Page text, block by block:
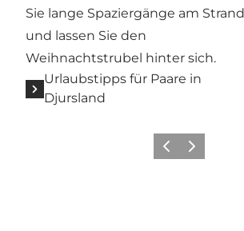
Sie lange Spaziergänge am Strand
und lassen Sie den
Weihnachtstrubel hinter sich.
Urlaubstipps für Paare in
Djursland
ZurückWeiter